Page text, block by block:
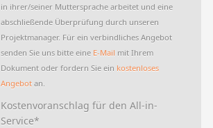
in ihrer/seiner Muttersprache arbeitet und eine
abschließende Überprüfung durch unseren
Projektmanager. Für ein verbindliches Angebot
senden Sie uns bitte eine E-Mail mit Ihrem
Dokument oder fordern Sie ein kostenloses
Angebot an.
Kostenvoranschlag für den All-in-
Service*